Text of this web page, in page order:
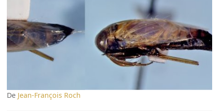
De Jean-François Roch